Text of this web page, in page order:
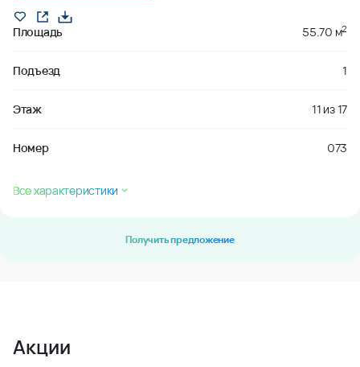
Площадь 55.70 м2
Подъезд 1
Этаж 11 из17
Номер 073
Все характеристики
Получить предложение
Акции